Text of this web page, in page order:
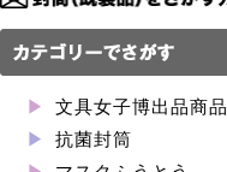
文具女子博出品商品
抗菌封筒